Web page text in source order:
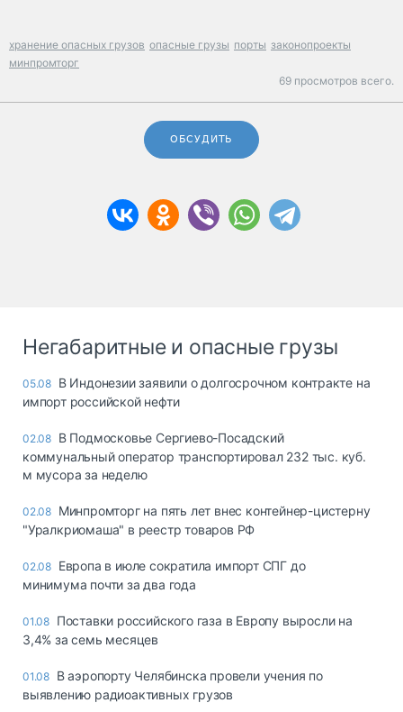
хранение опасных грузов опасные грузы порты законопроекты
минпромторг
69 просмотров всего.
ОБСУДИТЬ
Негабаритные и опасные грузы
05.08 В Индонезии заявили о долгосрочном контракте на
импорт российской нефти
02.08 В Подмосковье Сергиево-Посадский
коммунальный оператор транспортировал 232 тыс. куб.
м мусора за неделю
02.08 Минпромторг на пять лет внес контейнер-цистерну
"Уралкриомаша" в реестр товаров РФ
02.08 Европа в июле сократила импорт СПГ до
минимума почти за два года
01.08 Поставки российского газа в Европу выросли на
3,4% за семь месяцев
01.08 В аэропорту Челябинска провели учения по
выявлению радиоактивных грузов